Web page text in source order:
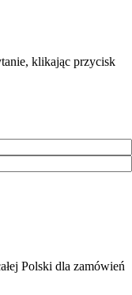
klikając przycisk
Polski dla zamówień